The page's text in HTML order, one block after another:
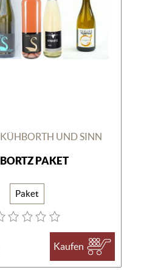
UND SINN
PAKET
Paket
Kaufen